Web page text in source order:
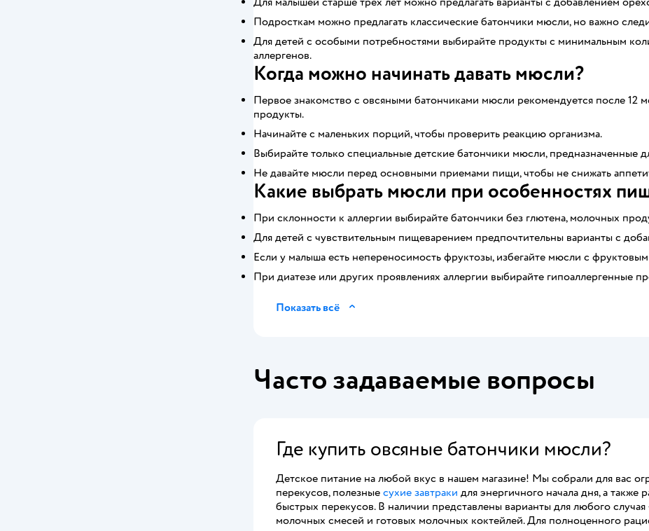
Подросткам можно предлагать классические батончики мюсли, но важно
Для детей с особыми потребностями выбирайте продукты с минимальным
аллергенов.
Когда можно начинать давать мюсли?
Первое знакомство с овсяными батончиками мюсли рекомендуется после 12
продукты.
Начинайте с маленьких порций, чтобы проверить реакцию организма.
Выбирайте только специальные детские батончики мюсли, предназначенные
Не давайте мюсли перед основными приемами пищи, чтобы не снижать
Какие выбрать мюсли при особенностях
При склонности к аллергии выбирайте батончики без глютена, молочных
Для детей с чувствительным пищеварением предпочтительны варианты с
Если у малыша есть непереносимость фруктозы, избегайте мюсли с
При диатезе или других проявлениях аллергии выбирайте гипоаллергенные
Показать всё
Часто задаваемые вопросы
Где купить овсяные батончики мюсли?
Детское питание на любой вкус в нашем магазине! Мы собрали для вас
перекусов, полезные сухие завтраки для энергичного начала дня, а также
быстрых перекусов. В наличии представлены варианты для любого
молочных смесей и готовых молочных коктейлей. Для полноценного